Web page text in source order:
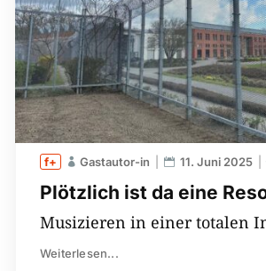
Plötzlich ist da eine
Gastautor-in 11. Juni 2025
Musizieren in einer totalen
Weiterlesen...